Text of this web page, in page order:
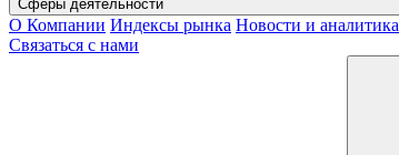
Сферы деятельности
О Компании Индексы рынка Новости и аналитика
Связаться с нами